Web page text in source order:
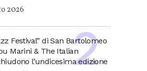
2026
Festival” di San Bartolomeo
Marini & The Italian
l’undicesima edizione